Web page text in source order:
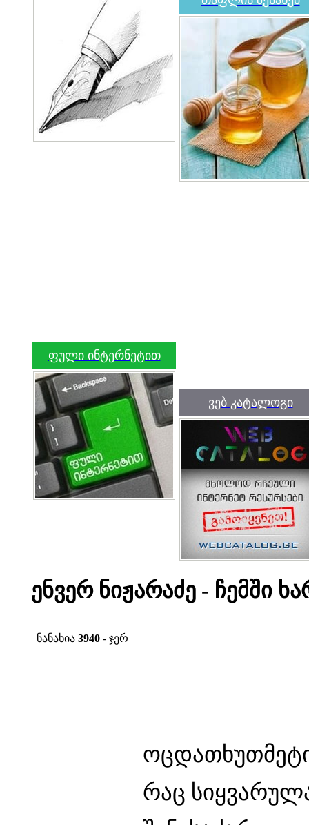
ფული ინტერნეტით
ვებ კატალოგი
ენვერ ნიჟარაძე - ჩემში
ნანახია 3940 - ჯერ |
ოცდათხუთმეტი
რაც